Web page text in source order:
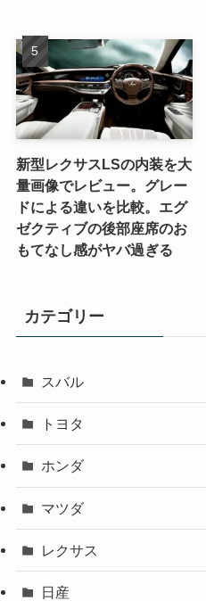
新型レクサスLSの内装を大
量画像でレビュー。グレー
ドによる違いを比較。エグ
ゼクティブの後部座席のお
もてなし感がヤバ過ぎる
カテゴリー
スバル
トヨタ
ホンダ
マツダ
レクサス
日産